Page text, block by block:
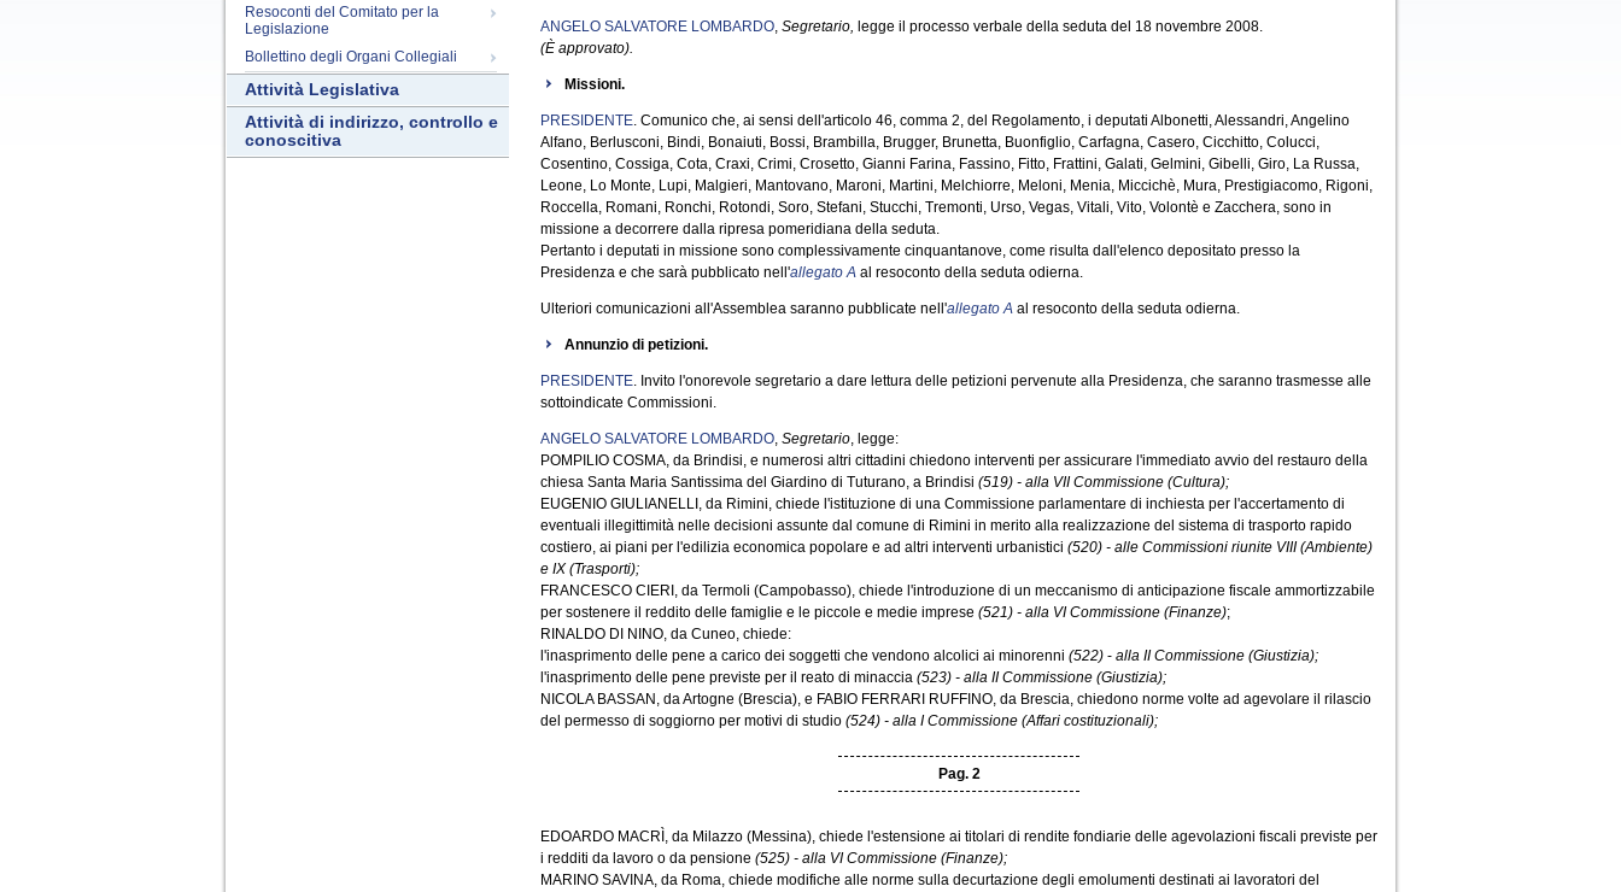
Resoconti del Comitato per la
Legislazione
Bollettino degli Organi Collegiali
Attività Legislativa
Attività di indirizzo, controllo e
conoscitiva
ANGELO SALVATORE LOMBARDO, Segretario, legge il processo verbale della seduta del 18 novembre 2008.
(È approvato).
Missioni.
PRESIDENTE. Comunico che, ai sensi dell'articolo 46, comma 2, del Regolamento, i deputati Albonetti, Alessandri, Angelino
Alfano, Berlusconi, Bindi, Bonaiuti, Bossi, Brambilla, Brugger, Brunetta, Buonfiglio, Carfagna, Casero, Cicchitto, Colucci,
Cosentino, Cossiga, Cota, Craxi, Crimi, Crosetto, Gianni Farina, Fassino, Fitto, Frattini, Galati, Gelmini, Gibelli, Giro, La Russa,
Leone, Lo Monte, Lupi, Malgieri, Mantovano, Maroni, Martini, Melchiorre, Meloni, Menia, Miccichè, Mura, Prestigiacomo, Rigoni,
Roccella, Romani, Ronchi, Rotondi, Soro, Stefani, Stucchi, Tremonti, Urso, Vegas, Vitali, Vito, Volontè e Zacchera, sono in
missione a decorrere dalla ripresa pomeridiana della seduta.
Pertanto i deputati in missione sono complessivamente cinquantanove, come risulta dall'elenco depositato presso la
Presidenza e che sarà pubblicato nell'allegato A al resoconto della seduta odierna.
Ulteriori comunicazioni all'Assemblea saranno pubblicate nell'allegato A al resoconto della seduta odierna.
Annunzio di petizioni.
PRESIDENTE. Invito l'onorevole segretario a dare lettura delle petizioni pervenute alla Presidenza, che saranno trasmesse alle
sottoindicate Commissioni.
ANGELO SALVATORE LOMBARDO, Segretario, legge:
POMPILIO COSMA, da Brindisi, e numerosi altri cittadini chiedono interventi per assicurare l'immediato avvio del restauro della
chiesa Santa Maria Santissima del Giardino di Tuturano, a Brindisi (519) - alla VII Commissione (Cultura);
EUGENIO GIULIANELLI, da Rimini, chiede l'istituzione di una Commissione parlamentare di inchiesta per l'accertamento di
eventuali illegittimità nelle decisioni assunte dal comune di Rimini in merito alla realizzazione del sistema di trasporto rapido
costiero, ai piani per l'edilizia economica popolare e ad altri interventi urbanistici (520) - alle Commissioni riunite VIII (Ambiente)
e IX (Trasporti);
FRANCESCO CIERI, da Termoli (Campobasso), chiede l'introduzione di un meccanismo di anticipazione fiscale ammortizzabile
per sostenere il reddito delle famiglie e le piccole e medie imprese (521) - alla VI Commissione (Finanze);
RINALDO DI NINO, da Cuneo, chiede:
l'inasprimento delle pene a carico dei soggetti che vendono alcolici ai minorenni (522) - alla II Commissione (Giustizia);
l'inasprimento delle pene previste per il reato di minaccia (523) - alla II Commissione (Giustizia);
NICOLA BASSAN, da Artogne (Brescia), e FABIO FERRARI RUFFINO, da Brescia, chiedono norme volte ad agevolare il rilascio
del permesso di soggiorno per motivi di studio (524) - alla I Commissione (Affari costituzionali);
Pag. 2
EDOARDO MACRÌ, da Milazzo (Messina), chiede l'estensione ai titolari di rendite fondiarie delle agevolazioni fiscali previste per
i redditi da lavoro o da pensione (525) - alla VI Commissione (Finanze);
MARINO SAVINA, da Roma, chiede modifiche alle norme sulla decurtazione degli emolumenti destinati ai lavoratori del